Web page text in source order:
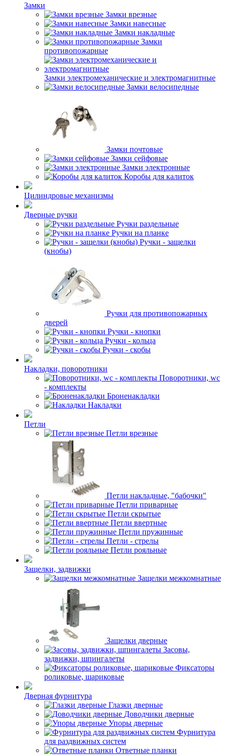
Замки
Замки врезные
Замки навесные
Замки накладные
Замки
противопожарные
Замки электромеханические и электромагнитные
Замки велосипедные
Замки почтовые
Замки сейфовые
Замки электронные
Коробы для калиток
Цилиндровые механизмы
Дверные ручки
Ручки раздельные
Ручки на планке
Ручки - защелки
(кнобы)
Ручки для противопожарных
дверей
Ручки - кнопки
Ручки - кольца
Ручки - скобы
Накладки, поворотники
Поворотники, wc
- комплекты
Броненакладки
Накладки
Петли
Петли врезные
Петли накладные, "бабочки"
Петли приварные
Петли скрытые
Петли ввертные
Петли пружинные
Петли - стрелы
Петли рояльные
Защелки, задвижки
Защелки межкомнатные
Защелки дверные
Засовы,
задвижки, шпингалеты
Фиксаторы
роликовые, шариковые
Дверная фурнитура
Глазки дверные
Доводчики дверные
Упоры дверные
Фурнитура
для раздвижных систем
Ответные планки